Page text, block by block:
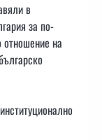
в
за по-
отношение на